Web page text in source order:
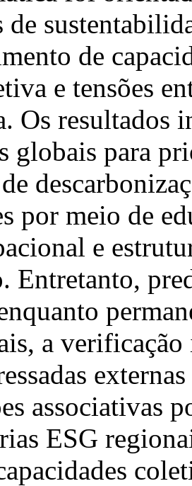
de
de
e tensões
Os resultados
globais para
por meio de
e
Entretanto,
a verificação
associativas
ESG